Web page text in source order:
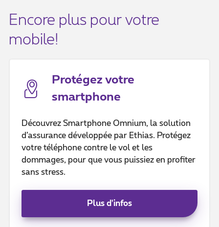
Encore plus pour votre
mobile!
Protégez votre
smartphone
Découvrez Smartphone Omnium, la solution
d’assurance développée par Ethias. Protégez
votre téléphone contre le vol et les
dommages, pour que vous puissiez en profiter
sans stress.
Plus d'infos